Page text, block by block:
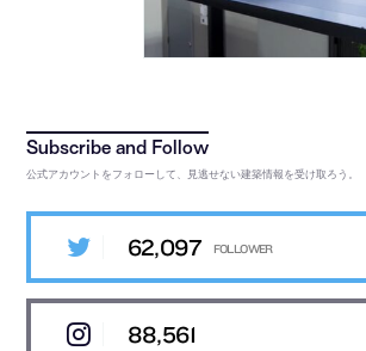
公式アカウントをフォローして、見逃せない建築情報を受け取ろう。
62,097
88,561